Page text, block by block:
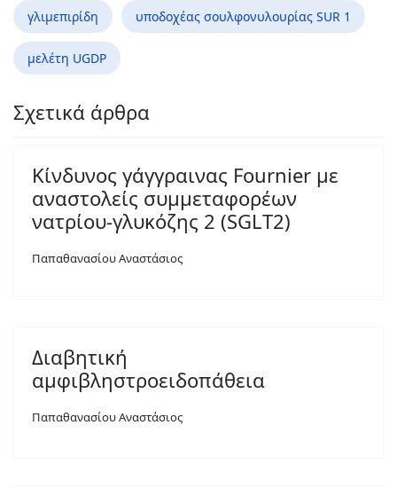
γλιμεπιρίδη υποδοχέας σουλφονυλουρίας SUR 1
μελέτη UGDP
Σχετικά άρθρα
Κίνδυνος γάγγραινας Fournier με
αναστολείς συμμεταφορέων
νατρίου-γλυκόζης 2 (SGLT2)
Παπαθανασίου Αναστάσιος
Διαβητική
αμφιβληστροειδοπάθεια
Παπαθανασίου Αναστάσιος